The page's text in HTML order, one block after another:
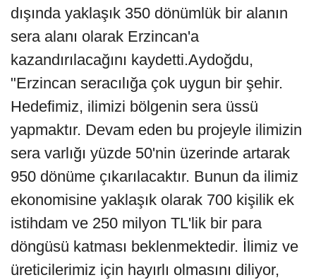
dışında yaklaşık 350 dönümlük bir alanın
sera alanı olarak Erzincan'a
kazandırılacağını kaydetti.Aydoğdu,
"Erzincan seracılığa çok uygun bir şehir.
Hedefimiz, ilimizi bölgenin sera üssü
yapmaktır. Devam eden bu projeyle ilimizin
sera varlığı yüzde 50'nin üzerinde artarak
950 dönüme çıkarılacaktır. Bunun da ilimiz
ekonomisine yaklaşık olarak 700 kişilik ek
istihdam ve 250 milyon TL'lik bir para
döngüsü katması beklenmektedir. İlimiz ve
üreticilerimiz için hayırlı olmasını diliyor,